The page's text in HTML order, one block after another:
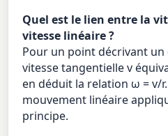
Quel est le lien entre la
vitesse linéaire ?
Pour un point décrivant un
vitesse tangentielle v
en déduit la relation ω = v/
mouvement linéaire
principe.